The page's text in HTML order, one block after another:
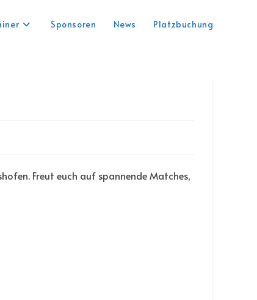
Sponsoren News Platzbuchung
Freut euch auf spannende Matches,